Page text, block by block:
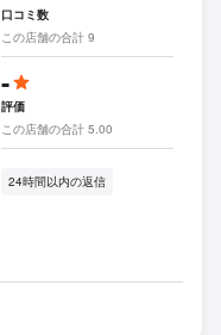
口コミ数
この店舗の合計 9
-
評価
この店舗の合計 5.00
24時間以内の返信